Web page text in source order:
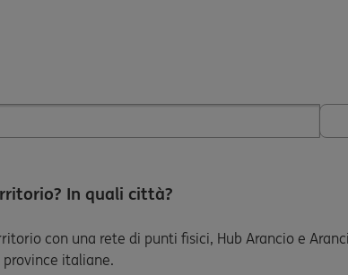
In quali città?
con una rete di punti fisici, Hub Arancio e
italiane.